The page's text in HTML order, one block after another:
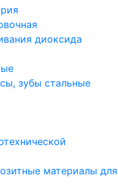
диоксида
зубы стальные
материалы для